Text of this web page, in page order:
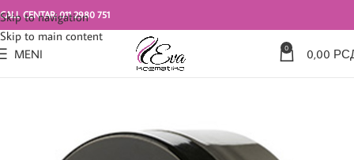
Skip to navigation
Skip to main content
CALL CENTAR: 011 2980 751
MENI 0 0,00